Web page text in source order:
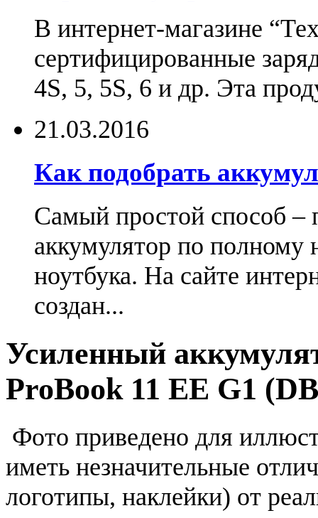
В интернет-магазине
сертифицированные
4S, 5, 5S, 6 и др. Эта
21.03.2016
Как подобрать
Самый простой способ –
аккумулятор по
ноутбука. На сайте
создан...
Усиленный
ProBook 11 EE G1
Фото приведено для
иметь незначительные
логотипы, наклейки) от